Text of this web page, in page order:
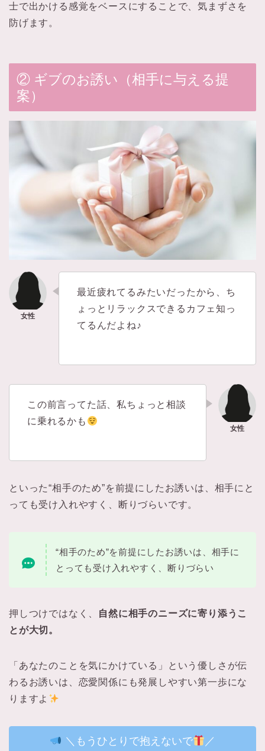
士で出かける感覚をベースにすることで、気まずさを
防げます。
② ギブのお誘い（相手に与える提
案）
最近疲れてるみたいだったから、ち
ょっとリラックスできるカフェ知っ
てるんだよね♪
この前言ってた話、私ちょっと相談
に乗れるかも
といった“相手のため”を前提にしたお誘いは、相手にと
っても受け入れやすく、断りづらいです。
“相手のため”を前提にしたお誘いは、相手に
とっても受け入れやすく、断りづらい
押しつけではなく、
自然に相手のニーズに寄り添うこ
とが大切。
「あなたのことを気にかけている」という優しさが伝
わるお誘いは、恋愛関係にも発展しやすい第一歩にな
りますよ
＼もうひとりで抱えないで ／